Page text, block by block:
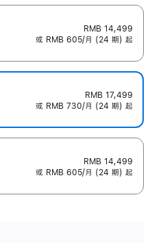
RMB 14,499
或 RMB 605/月 (24 期) 起
RMB 17,499
或 RMB 730/月 (24 期) 起
RMB 14,499
或 RMB 605/月 (24 期) 起